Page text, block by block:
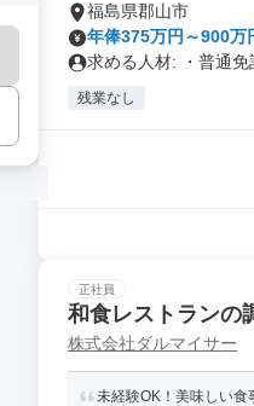
福島県郡山市
年俸375万円～900万
求める人材: ・普通
残業なし
正社員
和食レストランの
株式会社ダルマイサー
未経験OK！美味しい